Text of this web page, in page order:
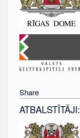
Share
ATBALSTĪTĀJI: